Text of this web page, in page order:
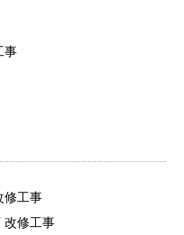
事
修工事
改修工事